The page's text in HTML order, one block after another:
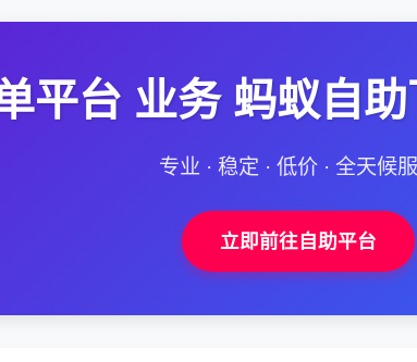
平台 业务 蚂蚁自
专业 · 稳定 · 低价 · 全天候
立即前往自助平台